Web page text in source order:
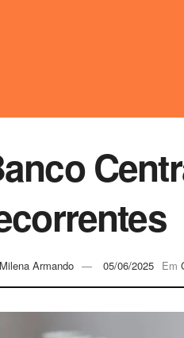
Milena Armando 05/06/2025 Em